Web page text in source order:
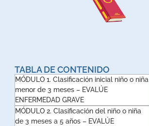
TABLA DE CONTENIDO
MÓDULO 1. Clasificación inicial niño o niña
menor de 3 meses – EVALÚE
ENFERMEDAD GRAVE
MÓDULO 2. Clasificación del niño o niña
de 3 meses a 5 años – EVALÚE